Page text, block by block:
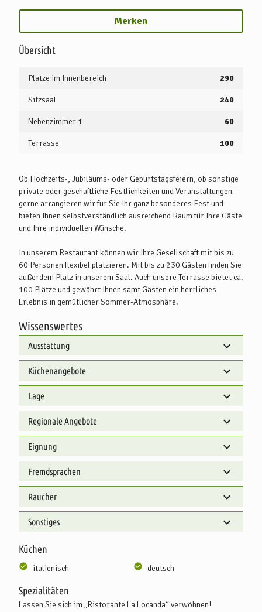
Übersicht
Plätze im Innenbereich 290
Sitzsaal 240
Nebenzimmer 1 60
Terrasse 100
Ob Hochzeits-, Jubiläums- oder Geburtstagsfeiern, ob sonstige
private oder geschäftliche Festlichkeiten und Veranstaltungen –
gerne arrangieren wir für Sie Ihr ganz besonderes Fest und
bieten Ihnen selbstverständlich ausreichend Raum für Ihre Gäste
und Ihre individuellen Wünsche.
In unserem Restaurant können wir Ihre Gesellschaft mit bis zu
60 Personen flexibel platzieren. Mit bis zu 230 Gästen finden Sie
außerdem Platz in unserem Saal. Auch unsere Terrasse bietet ca.
100 Plätze und gewährt Ihnen samt Gästen ein herrliches
Erlebnis in gemütlicher Sommer-Atmosphäre.
Spezialitäten
Lassen Sie sich im „Ristorante La Locanda“ verwöhnen!
Wissenswertes
Ausstattung
Küchenangebote
Lage
Regionale Angebote
Eignung
Fremdsprachen
Raucher
Sonstiges
Küchen
italienisch deutsch
Merken